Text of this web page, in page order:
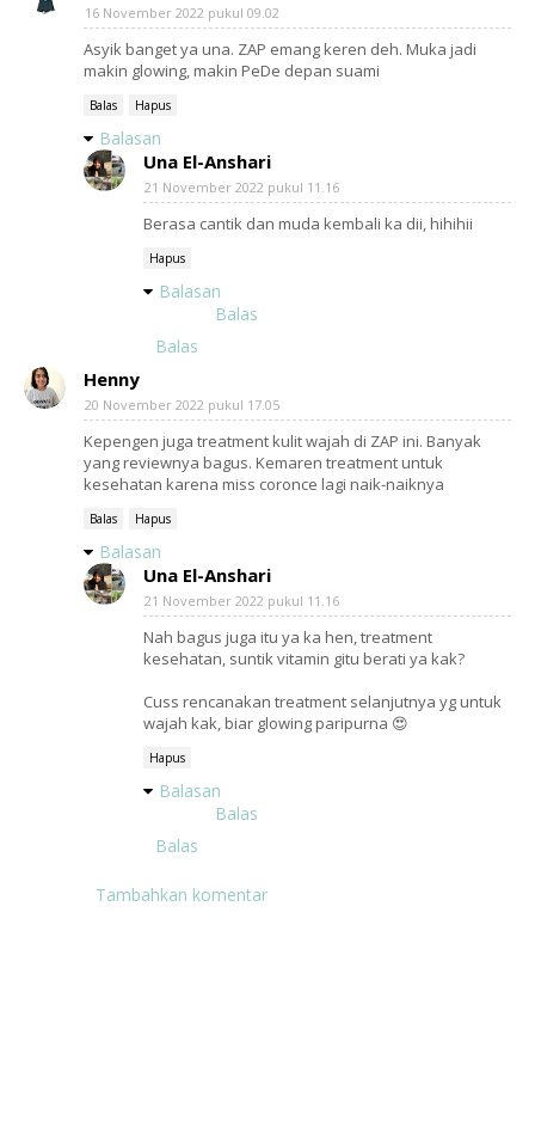
16 November 2022 pukul 09.02
Asyik banget ya una. ZAP emang keren deh. Muka jadi
makin glowing, makin PeDe depan suami
Balas Hapus
Balasan
Una El-Anshari
21 November 2022 pukul 11.16
Berasa cantik dan muda kembali ka dii, hihihii
Hapus
Balasan
Balas
Balas
Henny
20 November 2022 pukul 17.05
Kepengen juga treatment kulit wajah di ZAP ini. Banyak
yang reviewnya bagus. Kemaren treatment untuk
kesehatan karena miss coronce lagi naik-naiknya
Balas Hapus
Balasan
Una El-Anshari
21 November 2022 pukul 11.16
Nah bagus juga itu ya ka hen, treatment
kesehatan, suntik vitamin gitu berati ya kak?
Cuss rencanakan treatment selanjutnya yg untuk
wajah kak, biar glowing paripurna 😍
Hapus
Balasan
Balas
Balas
Tambahkan komentar